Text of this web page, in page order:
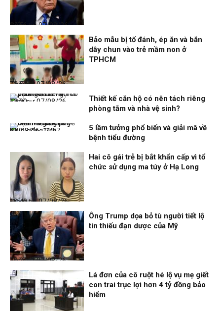
Điểm tin
07/08/26, 14:56
Thời sự
07/08/26, 12:51
Bảo mẫu bị tố đánh, ép ăn và bắn
dây chun vào trẻ mầm non ở
TPHCM
Thời sự
07/08/26, 12:00
Thiết kế căn hộ có nên tách riêng
phòng tắm và nhà vệ sinh?
Nhịp sống 24h
07/08/26, 11:57
5 lầm tưởng phổ biến và giải mã về
bệnh tiểu đường
Điểm tin
07/08/26, 10:40
Hai cô gái trẻ bị bắt khẩn cấp vì tổ
chức sử dụng ma túy ở Hạ Long
Thời sự
07/08/26, 10:27
Ông Trump dọa bỏ tù người tiết lộ
tin thiếu đạn dược của Mỹ
Lá đơn của cô ruột hé lộ vụ mẹ giết
con trai trục lợi hơn 4 tỷ đồng bảo
hiểm